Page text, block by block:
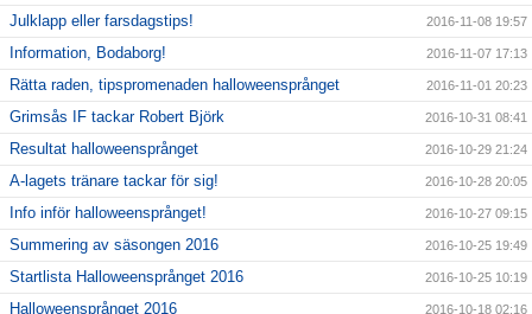
Julklapp eller farsdagstips! 2016-11-08 19:57
Information, Bodaborg! 2016-11-07 17:13
Rätta raden, tipspromenaden halloweensprånget 2016-11-01 20:23
Grimsås IF tackar Robert Björk 2016-10-31 08:41
Resultat halloweensprånget 2016-10-29 21:24
A-lagets tränare tackar för sig! 2016-10-28 20:05
Info inför halloweensprånget! 2016-10-27 09:15
Summering av säsongen 2016 2016-10-25 19:49
Startlista Halloweensprånget 2016 2016-10-25 10:19
Halloweensprånget 2016 2016-10-18 02:16